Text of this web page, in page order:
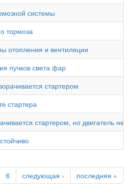
системы
тормоза
отопления и вентиляции
пучков света фар
стартером
стартера
стартером, но двигатель не
6 следующая › последняя »